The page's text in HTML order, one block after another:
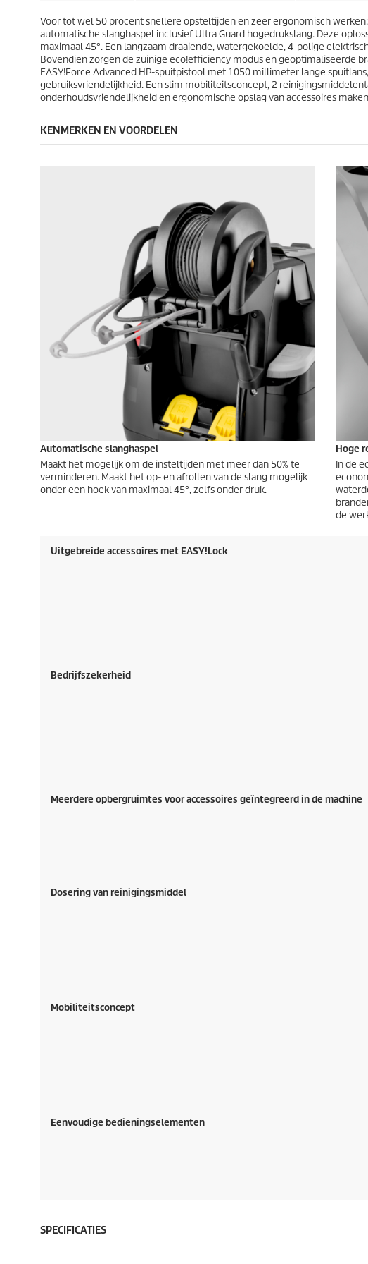
s
n
.
s
n
.
Voor tot wel 50 procent snellere opsteltijden en zeer ergonomisch
automatische slanghaspel inclusief Ultra Guard hogedrukslang. Deze
maximaal 45°. Een langzaam draaiende, watergekoelde, 4-polige
Bovendien zorgen de zuinige eco!efficiency modus en geoptimaliseerde
EASY!Force Advanced HP-spuitpistool met 1050 millimeter lange
gebruiksvriendelijkheid. Een slim mobiliteitsconcept, 2
onderhoudsvriendelijkheid en ergonomische opslag van accessoires
KENMERKEN EN VOORDELEN
Automatische slanghaspel
Maakt het mogelijk om de insteltijden met meer dan 50% te
verminderen. Maakt het op- en afrollen van de slang mogelijk
onder een hoek van maximaal 45°, zelfs onder druk.
Hoge
In de
de
Uitgebreide accessoires met EASY!Lock
Bedrijfszekerheid
Meerdere opbergruimtes voor accessoires geïntegreerd in de machine
Dosering van reinigingsmiddel
Mobiliteitsconcept
Eenvoudige bedieningselementen
SPECIFICATIES